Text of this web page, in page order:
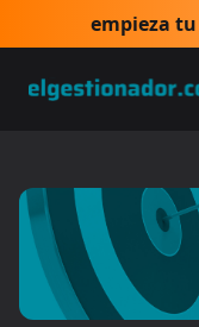
empieza tu